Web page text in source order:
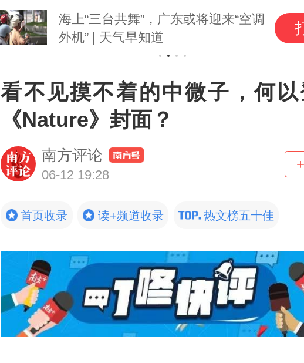
海上“三台共舞”，广东或将迎来“空调
外机” | 天气早知道
看不见摸不着的中微子，何以
《Nature》封面？
南方评论
06-12 19:28
首页收录 读+频道收录 热文榜五十佳